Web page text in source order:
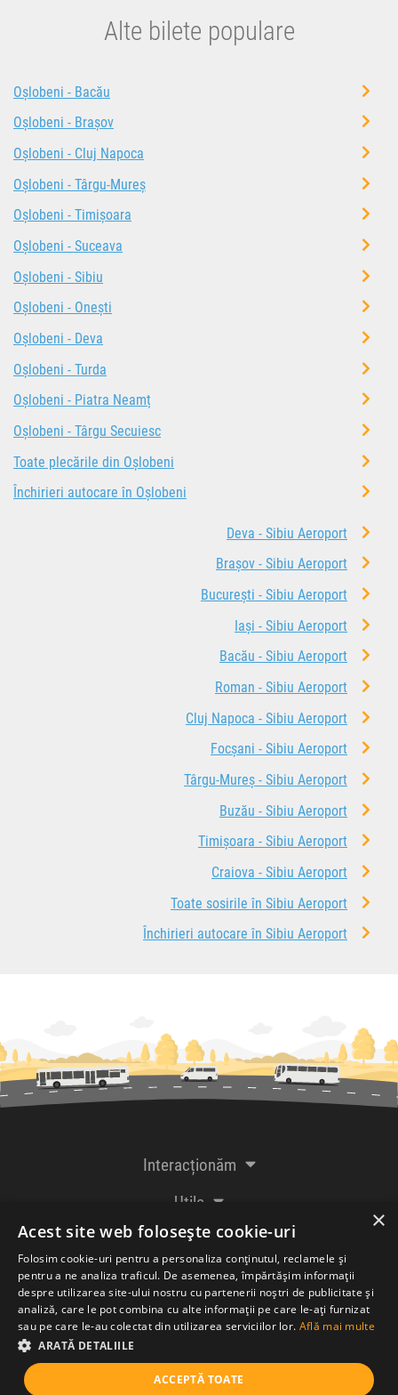
Alte bilete populare
Oșlobeni - Bacău
Oșlobeni - Brașov
Oșlobeni - Cluj Napoca
Oșlobeni - Târgu-Mureș
Oșlobeni - Timișoara
Oșlobeni - Suceava
Oșlobeni - Sibiu
Oșlobeni - Onești
Oșlobeni - Deva
Oșlobeni - Turda
Oșlobeni - Piatra Neamț
Oșlobeni - Târgu Secuiesc
Toate plecările din Oșlobeni
Închirieri autocare în Oșlobeni
Deva - Sibiu Aeroport
Brașov - Sibiu Aeroport
București - Sibiu Aeroport
Iași - Sibiu Aeroport
Bacău - Sibiu Aeroport
Roman - Sibiu Aeroport
Cluj Napoca - Sibiu Aeroport
Focșani - Sibiu Aeroport
Târgu-Mureș - Sibiu Aeroport
Buzău - Sibiu Aeroport
Timișoara - Sibiu Aeroport
Craiova - Sibiu Aeroport
Toate sosirile în Sibiu Aeroport
Închirieri autocare în Sibiu Aeroport
Interacționăm
Utile
De la creatorii
Acceptăm plăți cu
×
Acest site web folosește cookie-uri
Folosim cookie-uri pentru a personaliza conținutul, reclamele și
pentru a ne analiza traficul. De asemenea, împărtășim informații
despre utilizarea site-ului nostru cu partenerii noștri de publicitate și
analiză, care le pot combina cu alte informații pe care le-ați furnizat
sau pe care le-au colectat din utilizarea serviciilor lor. Află mai multe
ARATĂ DETALIILE
ACCEPTĂ TOATE